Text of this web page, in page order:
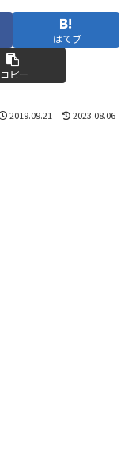
はてブ
コピー
2019.09.21 2023.08.06